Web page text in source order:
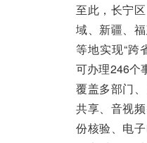
至此，长宁
域、新疆、
等地实现“跨
可办理246个
覆盖多部门
共享、音视
份核验、电